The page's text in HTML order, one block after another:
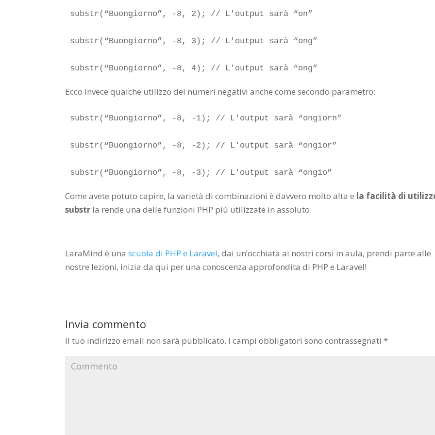
substr(“Buongiorno”, -8, 2); // L'output sarà “on”
substr(“Buongiorno”, -8, 3); // L'output sarà “ong”
substr(“Buongiorno”, -8, 4); // L'output sarà “ong”
Ecco invece qualche utilizzo dei numeri negativi anche come secondo parametro:
substr(“Buongiorno”, -8, -1); // L'output sarà “ongiorn”
substr(“Buongiorno”, -8, -2); // L'output sarà “ongior”
substr(“Buongiorno”, -8, -3); // L'output sarà “ongio”
Come avete potuto capire, la varietà di combinazioni è davvero molto alta e la facilità di
substr la rende una delle funzioni PHP più utilizzate in assoluto.
LaraMind è unascuola di PHP e Laravel, dai un’occhiata ai nostri corsi in aula, prendi parte alle
nostre lezioni, inizia da qui per una conoscenza approfondita di PHP e Laravel!
Invia commento
Il tuo indirizzo email non sarà pubblicato. I campi obbligatori sono contrassegnati *